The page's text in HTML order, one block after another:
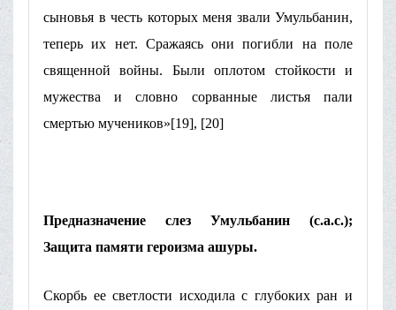
сыновья в честь которых меня звали Умульбанин,
теперь их нет. Сражаясь они погибли на поле
священной войны. Были оплотом стойкости и
мужества и словно сорванные листья пали
смертью мучеников»[19], [20]
Предназначение слез Умульбанин (с.а.с.);
Защита памяти героизма ашуры.
Скорбь ее светлости исходила с глубоких ран и